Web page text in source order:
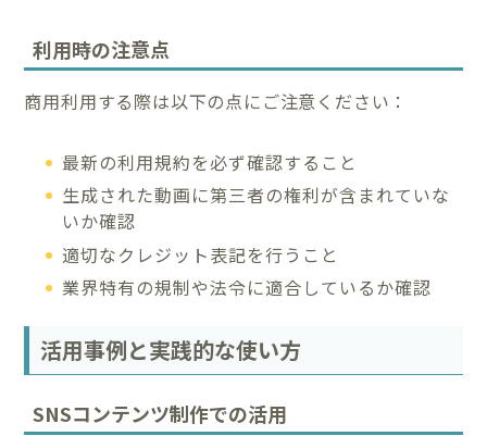
利用時の注意点
商用利用する際は以下の点にご注意ください：
最新の利用規約を必ず確認すること
生成された動画に第三者の権利が含まれていな
いか確認
適切なクレジット表記を行うこと
業界特有の規制や法令に適合しているか確認
活用事例と実践的な使い方
SNSコンテンツ制作での活用